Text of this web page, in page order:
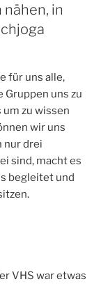
nähen, in
für uns alle,
Gruppen uns zu
zu wissen
wir uns
nur drei
sind, macht es
begleitet und
VHS war etwas